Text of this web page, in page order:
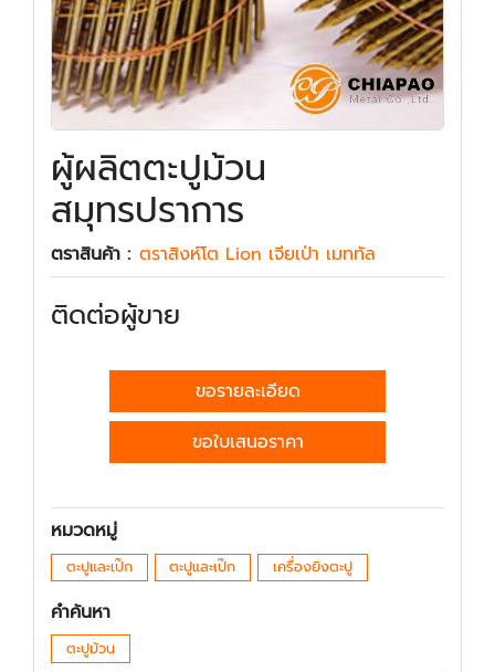
ผู้ผลิตตะปูม้วน
สมุทรปราการ
ตราสินค้า : ตราสิงห์โต Lion เจียเป่า เมททัล
ติดต่อผู้ขาย
ขอรายละเอียด
ขอใบเสนอราคา
หมวดหมู่
ตะปูและเป๊ก ตะปูและเป๊ก เครื่องยิงตะปู
คำค้นหา
ตะปูม้วน